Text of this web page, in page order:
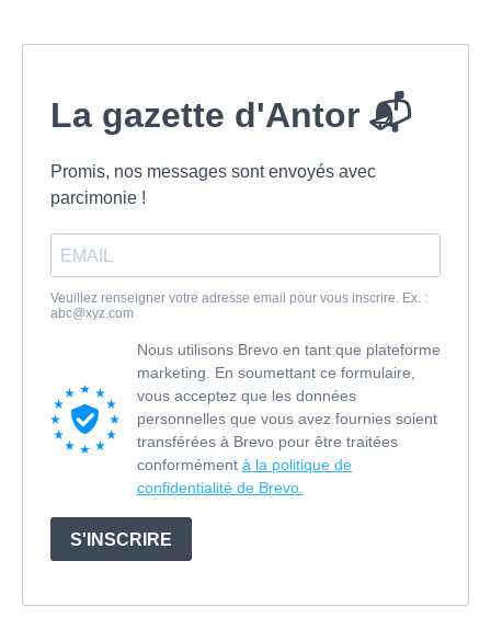
La gazette d'Antor 📬
Promis, nos messages sont envoyés avec
parcimonie !
Veuillez renseigner votre adresse email pour vous inscrire. Ex. :
abc@xyz.com
Nous utilisons Brevo en tant que plateforme
marketing. En soumettant ce formulaire,
vous acceptez que les données
personnelles que vous avez fournies soient
transférées à Brevo pour être traitées
conformément à la politique de
confidentialité de Brevo.
S'INSCRIRE